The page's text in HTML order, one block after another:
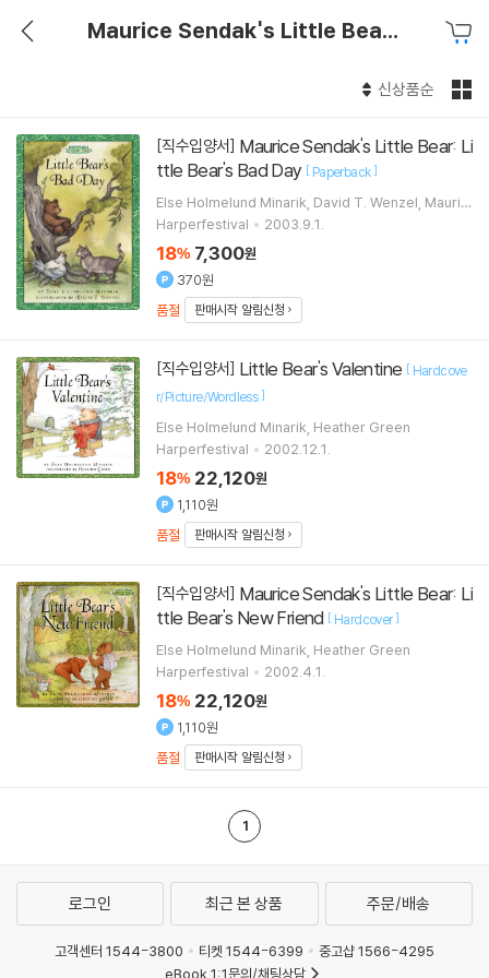
Maurice Sendak's Little Bear (Hardcover)
신상품순
[직수입양서]
ttle Bear's Bad Day [ Paperback]
Else Holmelund Minarik, David T. Wenzel, Mauric
e Sendak
Harperfestival 2003.9.1.
18% 7,300원
370원
품절
판매시작 알림신청
[직수입양서] Little Bear's Valentine [ Hardcove
r/Picture/Wordless]
Else Holmelund Minarik, Heather Green
Harperfestival
2002.12.1.
18% 22,120원
1,110원
품절
판매시작 알림신청
[직수입양서]
ttle Bear's New Friend [ Hardcover]
Else Holmelund Minarik, Heather Green
Harperfestival
2002.4.1.
18% 22,120원
1,110원
품절
판매시작 알림신청
1
로그인 최근 본 상품 주문/배송
고객센터 1544-3800 티켓 1544-6399
중고샵 1566-4295
eBook 1:1문의/채팅상담